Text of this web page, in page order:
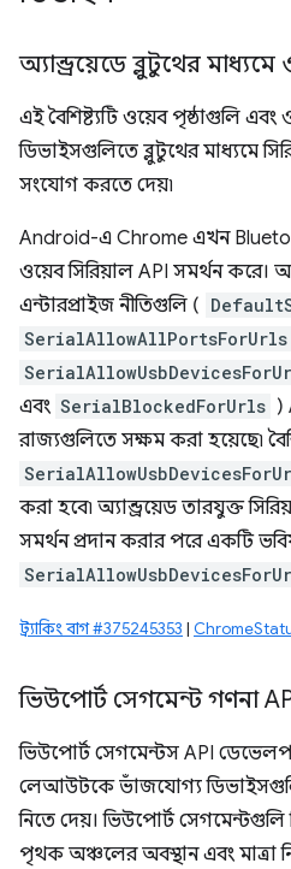
অ্যান্ড্রয়েডে ব্লুটুথের
এই বৈশিষ্ট্যটি ওয়েব পৃষ্ঠাগুলি
ডিভাইসগুলিতে ব্লুটুথের মাধ্যমে
সংযোগ করতে দেয়৷
Android-এ Chrome এখন
ওয়েব সিরিয়াল API সমর্থন করে।
এন্টারপ্রাইজ নীতিগুলি (
SerialAllowAllPortsForUrls
এবং SerialBlockedForUrls )
রাজ্যগুলিতে সক্ষম করা হয়েছে৷
করা হবে৷ অ্যান্ড্রয়েড তারযুক্ত
সমর্থন প্রদান করার পরে একটি
ট্র্যাকিং বাগ #375245353 |
ভিউপোর্ট সেগমেন্ট গণনা
ভিউপোর্ট সেগমেন্টস API
লেআউটকে ভাঁজযোগ্য
নিতে দেয়। ভিউপোর্ট
পৃথক অঞ্চলের অবস্থান এবং মাত্রা